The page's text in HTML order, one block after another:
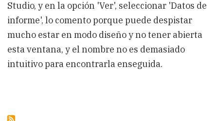
Studio, y en la opción 'Ver', seleccionar 'Datos de
informe', lo comento porque puede despistar
mucho estar en modo diseño y no tener abierta
esta ventana, y el nombre no es demasiado
intuitivo para encontrarla enseguida.